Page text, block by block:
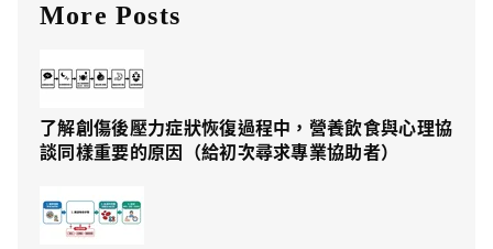
More Posts
了解創傷後壓力症狀恢復過程中，營養飲食與心理協
談同樣重要的原因（給初次尋求專業協助者）